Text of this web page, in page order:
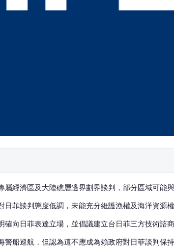
屬經濟區及大陸礁層邊界劃界談判，部分區域可能與
日菲談判態度低調，未能充分維護漁權及海洋資源權
確向日菲表達立場，並倡議建立台日菲三方技術諮商
警船巡航，但認為這不應成為賴政府對日菲談判保持